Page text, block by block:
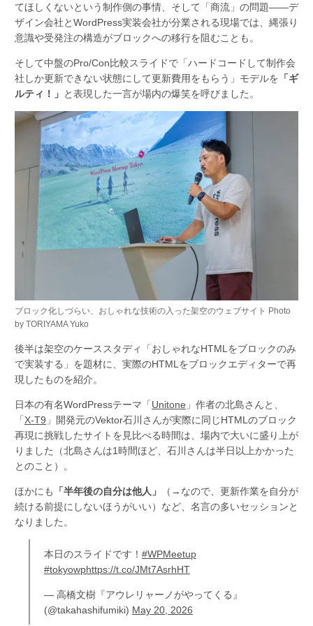
てほしくないという制作側の事情、そして「商流」の問題——デ
ザイン会社とWordPress実装会社が分業される現場では、縄張り
意識や受発注の構造がブロックへの移行を阻むことも。
そして中盤のPro/Con比較スライドで「ハードコードして制作会
社しか更新できない状態にして更新費用をもらう」モデルを 「ギ
ルティ！」 と表現した一言が場内の爆笑を呼びました。
ブロック化しづらい、おしゃれな技術の入った架空のウェブサイト Photo
by TORIYAMA Yuko
後半は架空のケーススタディ「おしゃれなHTMLをブロックのみ
で実装する」を題材に、実際のHTMLをブロックエディターで再
現したものを紹介。
日本の有名WordPressテーマ「 Unitone 」作者の北島さんと、
「 X-T9 」開発元のVektor石川さんが実際に同じHTMLのブロック
再現に挑戦したサイトを見比べる時間は、場内で大いに盛り上が
りました（北島さんは1時間ほど、石川さんは半日以上かかった
とのこと）。
ほかにも 「半年後の自分は他人」
（→なので、更新作業を自分が
続ける前提にしないほうがいい）など、名言の多いセッションと
なりました。
本日のスライドです！ #WPMeetup
#tokyowphttps://t.co/JMt7AsrhHT
— 高橋文樹『アウレリャーノがやってくる』
(@takahashifumiki) May 20, 2026